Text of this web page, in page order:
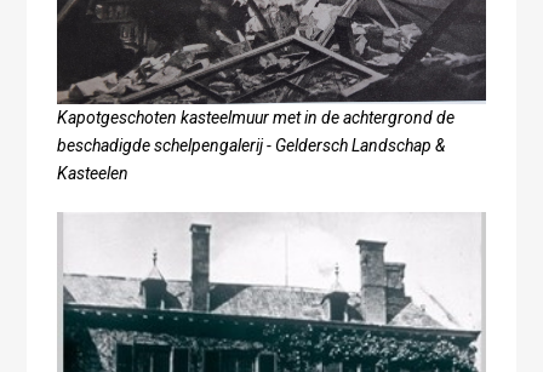
Kapotgeschoten kasteelmuur met in de achtergrond de
beschadigde schelpengalerij - Geldersch Landschap &
Kasteelen